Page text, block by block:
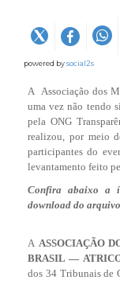
powered bysocial2s
A Associação dos
uma vez não tendo
pela ONG
realizou, por meio
participantes do
levantamento feito
Confira abaixo a
download do
A ASSOCIAÇÃO
BRASIL —
dos 34 Tribunais de